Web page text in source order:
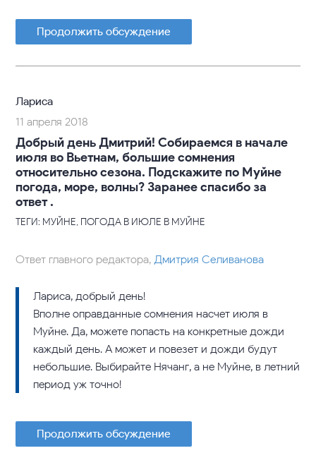
Продолжить обсуждение
Лариса
11 апреля 2018
Добрый день Дмитрий! Собираемся в начале
июля во Вьетнам, большие сомнения
относительно сезона. Подскажите по Муйне
погода, море, волны? Заранее спасибо за
ответ .
ТЕГИ: МУЙНЕ, ПОГОДА В ИЮЛЕ В МУЙНЕ
Ответ главного редактора,Дмитрия Селиванова
Лариса, добрый день!
Вполне оправданные сомнения насчет июля в
Муйне. Да, можете попасть на конкретные дожди
каждый день. А может и повезет и дожди будут
небольшие. Выбирайте Нячанг, а не Муйне, в летний
период уж точно!
Продолжить обсуждение